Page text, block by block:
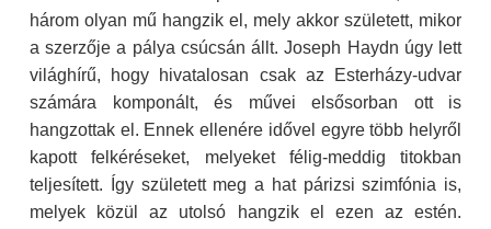
három olyan mű hangzik el, mely akkor született, mikor
a szerzője a pálya csúcsán állt. Joseph Haydn úgy lett
világhírű, hogy hivatalosan csak az Esterházy-udvar
számára komponált, és művei elsősorban ott is
hangzottak el. Ennek ellenére idővel egyre több helyről
kapott felkéréseket, melyeket félig-meddig titokban
teljesített. Így született meg a hat párizsi szimfónia is,
melyek közül az utolsó hangzik el ezen az estén.